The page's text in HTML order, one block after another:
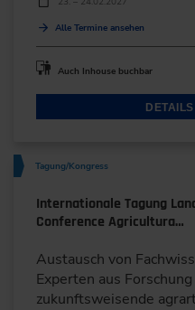
Alle Termine ansehen
Auch Inhouse buchbar
Tagung/Kongress
Internationale Tagung
Conference Agricultura…
Austausch von
Experten aus
zukunftsweisende